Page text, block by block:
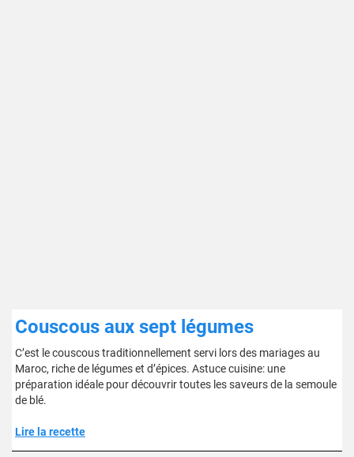
Couscous aux sept légumes
C’est le couscous traditionnellement servi lors des mariages au
Maroc, riche de légumes et d’épices. Astuce cuisine: une
préparation idéale pour découvrir toutes les saveurs de la semoule
de blé.
Lire la recette